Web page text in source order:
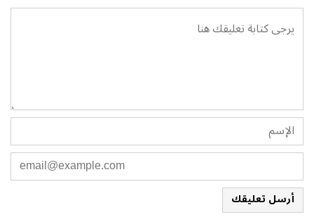
أرسل تعليقك